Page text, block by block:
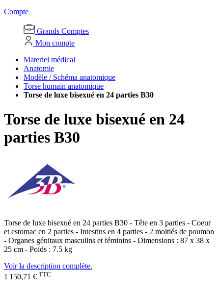
Compte
Grands Comptes
Mon compte
Materiel médical
Anatomie
Modèle / Schéma anatomique
Torse humain anatomique
Torse de luxe bisexué en 24 parties B30
Torse de luxe bisexué en 24
parties B30
Torse de luxe bisexué en 24 parties B30 - Tête en 3 parties - Coeur
et estomac en 2 parties - Intestins en 4 parties - 2 moitiés de poumon
- Organes génitaux masculins et féminins - Dimensions : 87 x 38 x
25 cm - Poids : 7.5 kg
Voir la description complète.
1 150,71 € TTC